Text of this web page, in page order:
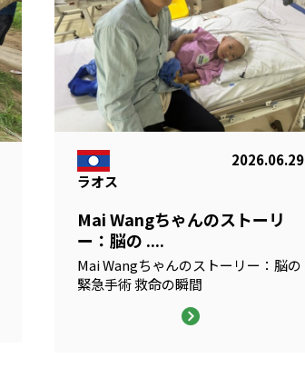
ラオス
2026.06.29
Mai Wangちゃんのストーリ
ー：脳の ....
Mai Wangちゃんのストーリー：脳の
緊急手術 救命の瞬間